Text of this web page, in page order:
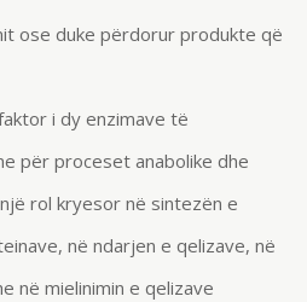
ose duke përdorur produkte që
i dy enzimave të
për proceset anabolike dhe
rol kryesor në sintezën e
në ndarjen e qelizave, në
në mielinimin e qelizave